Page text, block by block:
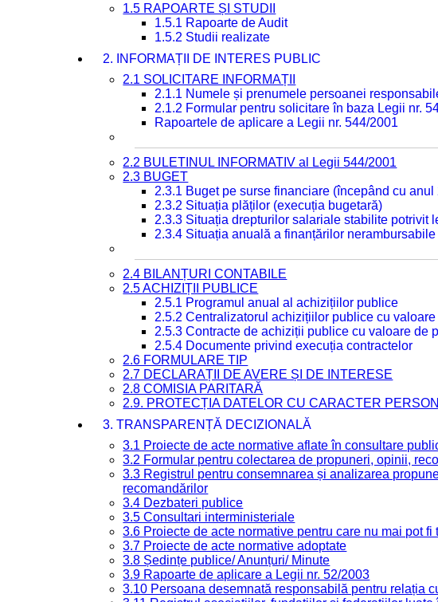
1.5 RAPOARTE ȘI STUDII
1.5.1 Rapoarte de Audit
1.5.2 Studii realizate
2. INFORMAȚII DE INTERES PUBLIC
2.1 SOLICITARE INFORMAȚII
2.1.1 Numele și prenumele persoanei
2.1.2 Formular pentru solicitare în baza Legii nr.
Rapoartele de aplicare a Legii nr. 544/2001
2.2 BULETINUL INFORMATIV al Legii 544/2001
2.3 BUGET
2.3.1 Buget pe surse financiare (începând cu anul
2.3.2 Situația plăților (execuția bugetară)
2.3.3 Situația drepturilor salariale stabilite potrivit
2.3.4 Situația anuală a finanțărilor
2.4 BILANȚURI CONTABILE
2.5 ACHIZIȚII PUBLICE
2.5.1 Programul anual al achizițiilor publice
2.5.2 Centralizatorul achizițiilor publice cu
2.5.3 Contracte de achiziții publice cu valoare de
2.5.4 Documente privind execuția contractelor
2.6 FORMULARE TIP
2.7 DECLARAȚII DE AVERE ȘI DE INTERESE
2.8 COMISIA PARITARĂ
2.9. PROTECȚIA DATELOR CU CARACTER
3. TRANSPARENȚĂ DECIZIONALĂ
3.1 Proiecte de acte normative aflate în consultare
3.2 Formular pentru colectarea de propuneri, opinii,
3.3 Registrul pentru consemnarea și analizarea
recomandărilor
3.4 Dezbateri publice
3.5 Consultari interministeriale
3.6 Proiecte de acte normative pentru care nu mai pot fi
3.7 Proiecte de acte normative adoptate
3.8 Ședințe publice/ Anunțuri/ Minute
3.9 Rapoarte de aplicare a Legii nr. 52/2003
3.10 Persoana desemnată responsabilă pentru relația